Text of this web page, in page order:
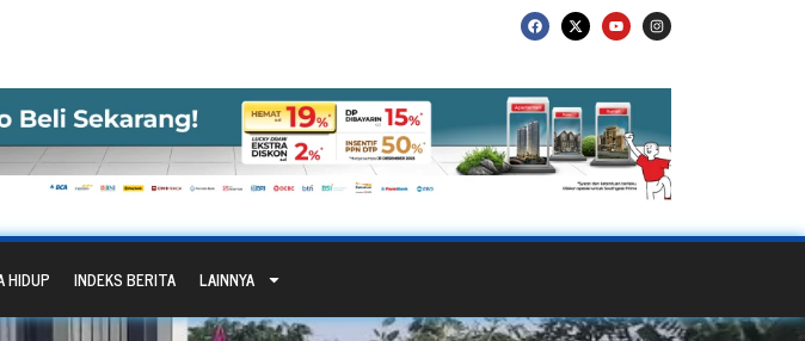
HIDUP INDEKS BERITA LAINNYA